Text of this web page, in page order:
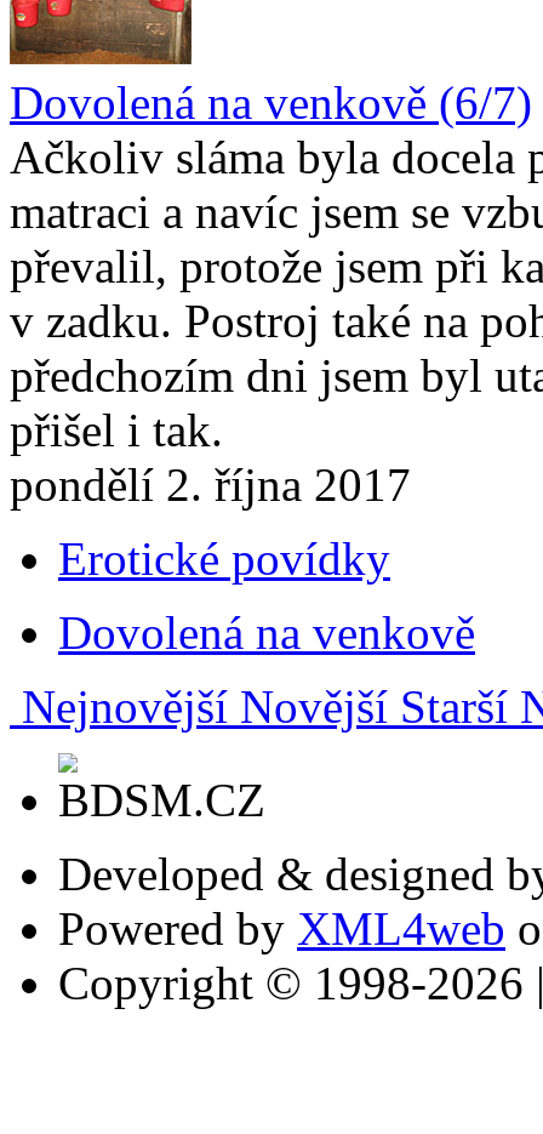
Dovolená na venkově (6/7)
Ačkoliv sláma byla docela
matraci a navíc jsem se
převalil, protože jsem při
v zadku. Postroj také na
předchozím dni jsem byl
přišel i tak.
pondělí 2. října 2017
Erotické povídky
Dovolená na venkově
Nejnovější Novější Starší
Developed & designed
Powered by XML4web
Copyright © 1998-2026